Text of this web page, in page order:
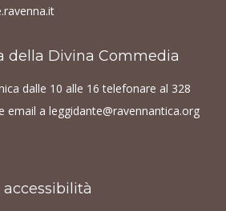
della Divina Commedia
dalle 10 alle 16 telefonare al 328
email a leggidante@ravennantica.org